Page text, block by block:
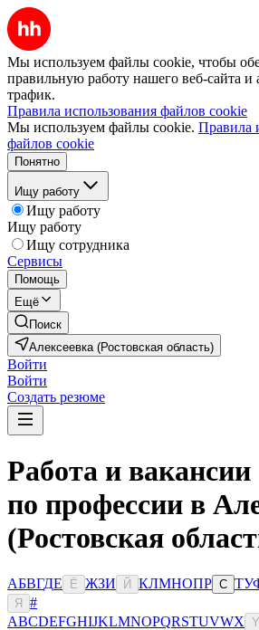
Мы используем файлы cookie, чтобы
правильную работу нашего веб-сайта и
трафик.
Правила использования файлов cookie
Мы используем файлы cookie. Правила
файлов cookie
Понятно
Ищу работу
Ищу работу
Ищу работу
Ищу сотрудника
Сервисы
Помощь
Ещё
Поиск
Алексеевка (Ростовская область)
Войти
Войти
Создать резюме
Работа и вакансии
по профессии в
(Ростовская
АБВГДЕ Ё ЖЗИ Й КЛМНОПР С ТУ
Я
#
ABCDEFGHIJKLMNOPQRSTUVWX Y